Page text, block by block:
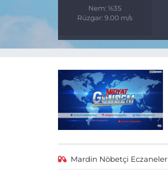
Nem: %35
Rüzgar: 9.00 m/s
Mardin Nöbetçi Eczaneler